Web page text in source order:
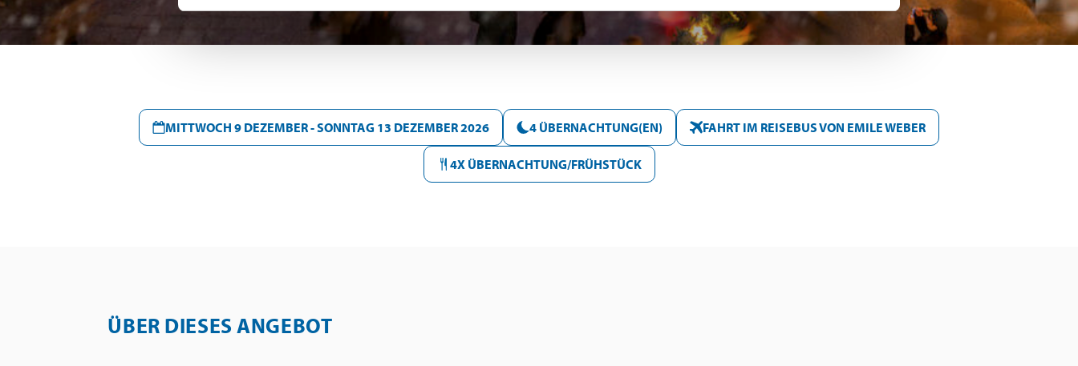
MITTWOCH 9 DEZEMBER - SONNTAG 13 DEZEMBER 2026 4 ÜBERNACHTUNG(EN) FAHRT IM REISEBUS VON EMILE WEBER
4X ÜBERNACHTUNG/FRÜHSTÜCK
ÜBER DIESES ANGEBOT